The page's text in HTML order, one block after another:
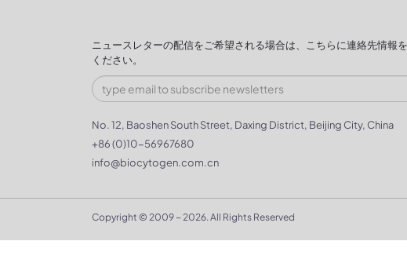
ニュースレターの配信をご希望される場合は、こちらに連絡先情報
ください。
No. 12, Baoshen South Street, Daxing District, Beijing City, China
+86 (0)10-56967680
info@biocytogen.com.cn
Copyright © 2009 ~ 2026. All Rights Reserved